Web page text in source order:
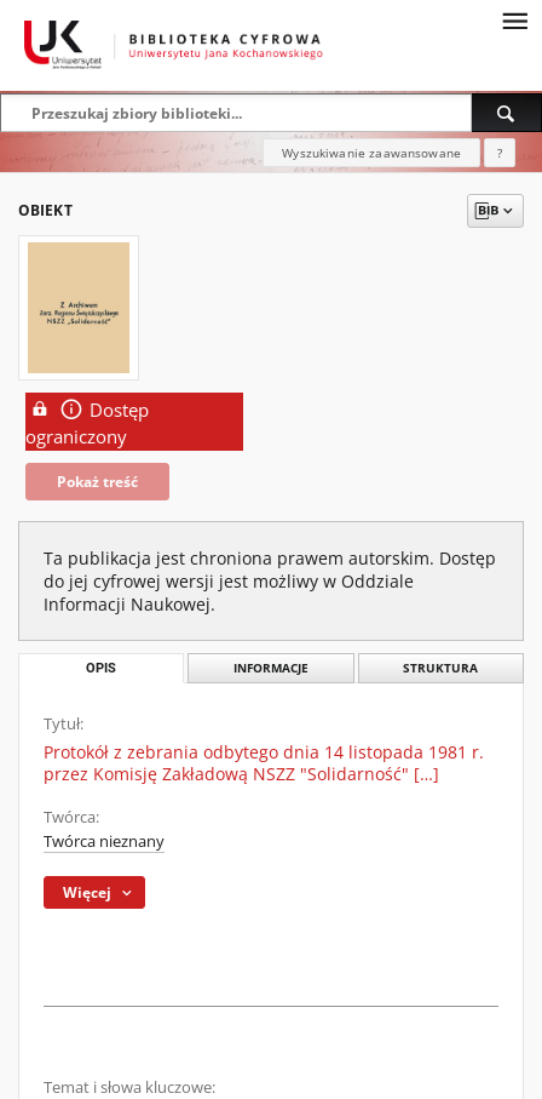
Wyszukiwanie zaawansowane ?
OBIEKT
Dostęp
ograniczony
Pokaż treść
Ta publikacja jest chroniona prawem autorskim. Dostęp
do jej cyfrowej wersji jest możliwy w Oddziale
Informacji Naukowej.
OPIS INFORMACJE STRUKTURA
Tytuł:
Protokół z zebrania odbytego dnia 14 listopada 1981 r.
przez Komisję Zakładową NSZZ "Solidarność" […]
Twórca:
Twórca nieznany
Więcej
Temat i słowa kluczowe: